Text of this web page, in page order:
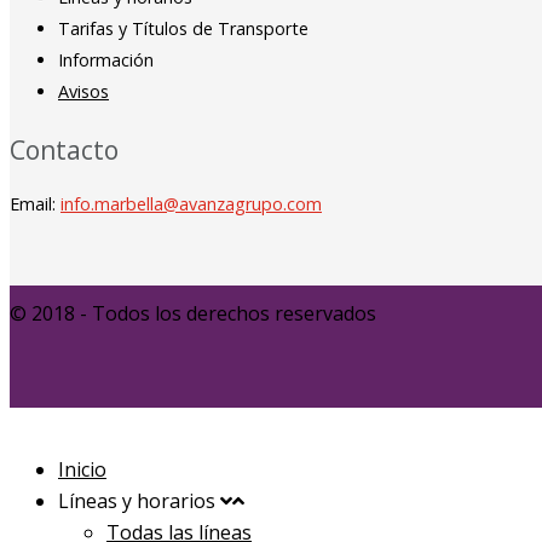
Tarifas y Títulos de Transporte
Información
Avisos
Contacto
Email: info.marbella@avanzagrupo.com
© 2018 - Todos los derechos reservados
Inicio
Líneas y horarios
Todas las líneas